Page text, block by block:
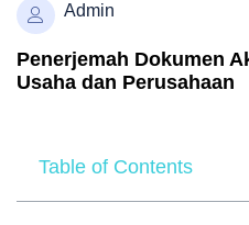
Admin
Penerjemah Dokumen
Usaha dan Perusahaan
Table of Contents